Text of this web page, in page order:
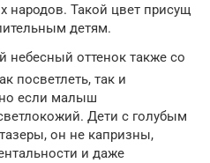
народов. Такой цвет присущ
детям.
небесный оттенок также со
посветлеть, так и
если малыш
Дети с голубым
он не капризны,
и даже